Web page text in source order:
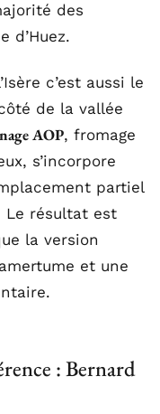
des
d’Huez.
c’est aussi le
de la vallée
AOP, fromage
s’incorpore
partiel
Le résultat est
la version
et une
: Bernard